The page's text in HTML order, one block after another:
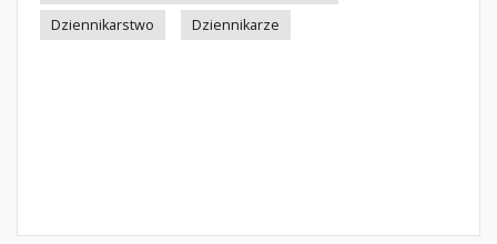
Dziennikarstwo
Dziennikarze